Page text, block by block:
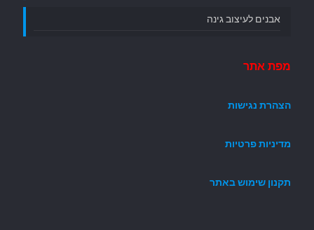
אבנים לעיצוב גינה
מפת אתר
הצהרת נגישות
מדיניות פרטיות
תקנון שימוש באתר